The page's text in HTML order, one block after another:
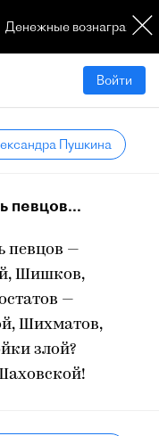
Денежные
Войти
Пушкина
певцов...
певцов —
Шишков,
—
Шихматов,
злой?